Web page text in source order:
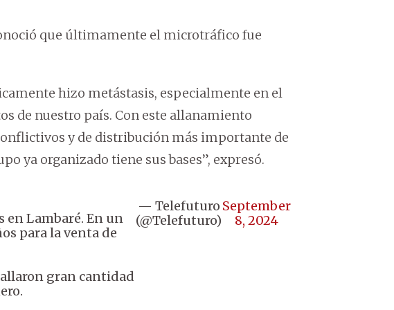
que últimamente el microtráfico fue
hizo metástasis, especialmente en el
de nuestro país. Con este allanamiento
y de distribución más importante de
ya organizado tiene sus bases”, expresó.
Lambaré. En un
para la venta de
gran cantidad
— Telefuturo
(@Telefuturo)
September
8, 2024